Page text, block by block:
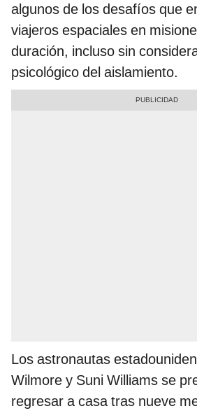
algunos de los desafíos que
viajeros espaciales en
duración, incluso sin
psicológico del aislamiento.
Los astronautas
Wilmore y Suni Williams se
regresar a casa tras nueve